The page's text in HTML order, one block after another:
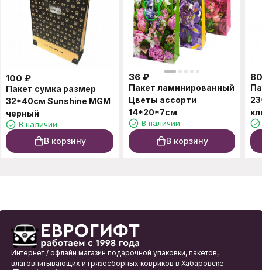
100 ₽
Пакет сумка размер
32*40см Sunshine MGM
черный
В наличии
В корзину
36 ₽
Пакет ламинированный
Цветы ассорти
14*20*7см
В наличии
В корзину
80
Интернет / офлайн магазин подарочной упаковки, пакетов,
влаговпитывающих и грязесборных ковриков в Хабаровске